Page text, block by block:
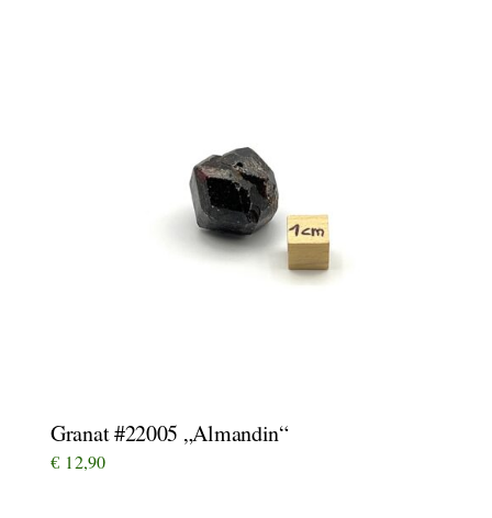
Granat #22005 „Almandin“
€ 12,90